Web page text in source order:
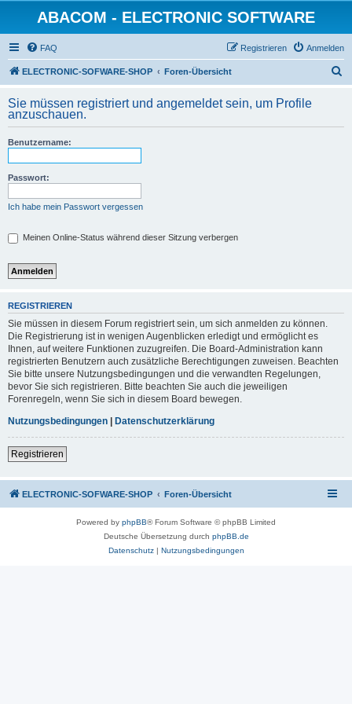
ABACOM - ELECTRONIC SOFTWARE
FAQ Anmelden
Registrieren
ELECTRONIC-SOFWARE-SHOP Foren-Übersicht
h
Sie müssen registriert und angemeldet sein, um Profile
anzuschauen.
Benutzername:
Passwort:
Ich habe mein Passwort vergessen
Meinen Online-Status während dieser Sitzung verbergen
REGISTRIEREN
Sie müssen in diesem Forum registriert sein, um sich anmelden zu können.
Die Registrierung ist in wenigen Augenblicken erledigt und ermöglicht es
Ihnen, auf weitere Funktionen zuzugreifen. Die Board-Administration kann
registrierten Benutzern auch zusätzliche Berechtigungen zuweisen. Beachten
Sie bitte unsere Nutzungsbedingungen und die verwandten Regelungen,
bevor Sie sich registrieren. Bitte beachten Sie auch die jeweiligen
Forenregeln, wenn Sie sich in diesem Board bewegen.
Nutzungsbedingungen
Datenschutzerklärung
Registrieren
ELECTRONIC-SOFWARE-SHOP Foren-Übersicht
Powered by phpBB® Forum Software © phpBB Limited
Deutsche Übersetzung durch phpBB.de
Datenschutz| Nutzungsbedingungen